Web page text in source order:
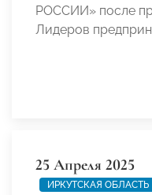
РОССИИ» после
Лидеров
25 Апреля 2025
ИРКУТСКАЯ ОБЛАСТЬ